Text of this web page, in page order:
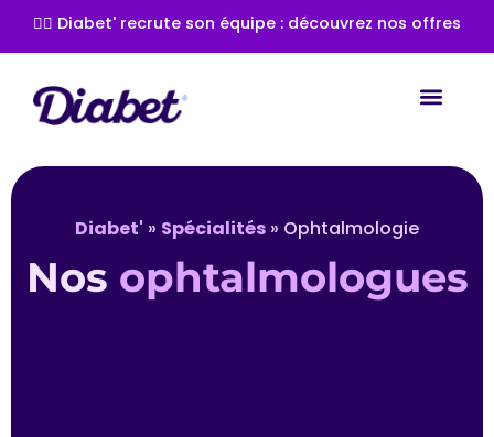
👩‍⚕️ Diabet' recrute son équipe : découvrez nos offres
Diabet' » Spécialités » Ophtalmologie
Nos ophtalmologues